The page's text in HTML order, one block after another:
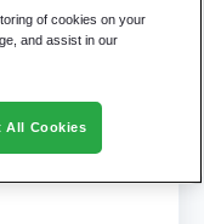
of cookies on your
and assist in our
All Cookies